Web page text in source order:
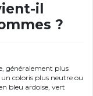
il
?
généralement plus
coloris plus neutre ou
bleu ardoise, vert